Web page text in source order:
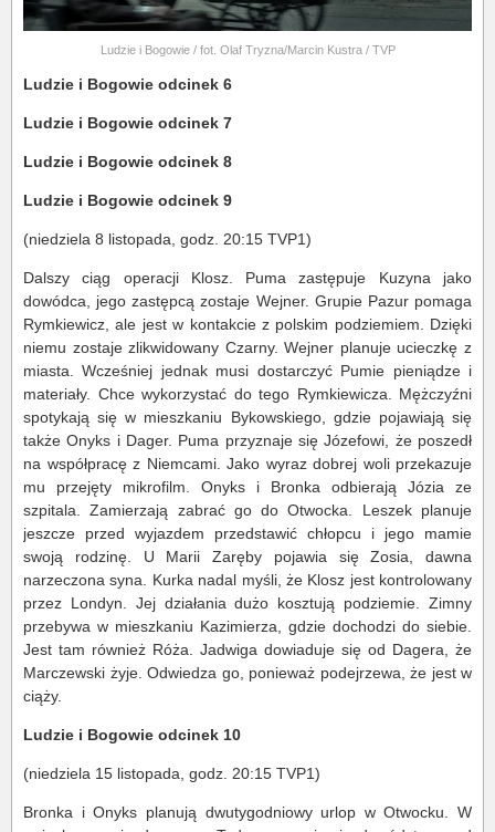
Ludzie i Bogowie / fot. Olaf Tryzna/Marcin Kustra / TVP
Ludzie i Bogowie odcinek 6
Ludzie i Bogowie odcinek 7
Ludzie i Bogowie odcinek 8
Ludzie i Bogowie odcinek 9
(niedziela 8 listopada, godz. 20:15 TVP1)
Dalszy ciąg operacji Klosz. Puma zastępuje Kuzyna jako
dowódca, jego zastępcą zostaje Wejner. Grupie Pazur pomaga
Rymkiewicz, ale jest w kontakcie z polskim podziemiem. Dzięki
niemu zostaje zlikwidowany Czarny. Wejner planuje ucieczkę z
miasta. Wcześniej jednak musi dostarczyć Pumie pieniądze i
materiały. Chce wykorzystać do tego Rymkiewicza. Mężczyźni
spotykają się w mieszkaniu Bykowskiego, gdzie pojawiają się
także Onyks i Dager. Puma przyznaje się Józefowi, że poszedł
na współpracę z Niemcami. Jako wyraz dobrej woli przekazuje
mu przejęty mikrofilm. Onyks i Bronka odbierają Józia ze
szpitala. Zamierzają zabrać go do Otwocka. Leszek planuje
jeszcze przed wyjazdem przedstawić chłopcu i jego mamie
swoją rodzinę. U Marii Zaręby pojawia się Zosia, dawna
narzeczona syna. Kurka nadal myśli, że Klosz jest kontrolowany
przez Londyn. Jej działania dużo kosztują podziemie. Zimny
przebywa w mieszkaniu Kazimierza, gdzie dochodzi do siebie.
Jest tam również Róża. Jadwiga dowiaduje się od Dagera, że
Marczewski żyje. Odwiedza go, ponieważ podejrzewa, że jest w
ciąży.
Ludzie i Bogowie odcinek 10
(niedziela 15 listopada, godz. 20:15 TVP1)
Bronka i Onyks planują dwutygodniowy urlop w Otwocku. W